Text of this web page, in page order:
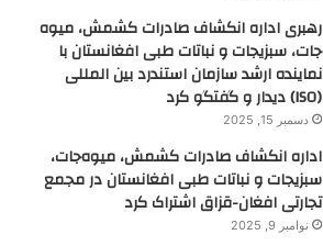
رهبری اداره انکشاف صادرات کشمش، میوه
جات، سبزیجات و نباتات طبی افغانستان با
نماینده ارشد سازمان استندرد بین المللی
(ISO) دیدار و گفتگو کرد
دسمبر 15, 2025
اداره انکشاف صادرات کشمش، میوه‌جات،
سبزیجات و نباتات طبی افغانستان در مجمع
تجارتی افغان-قزاق اشتراک کرد
نوامبر 9, 2025